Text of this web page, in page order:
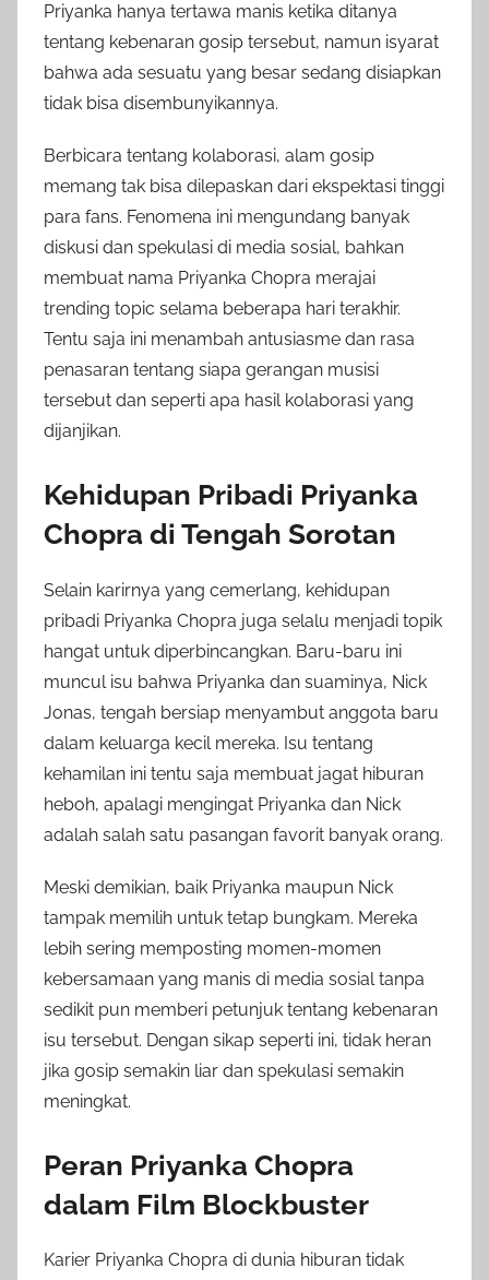
Priyanka hanya tertawa manis ketika ditanya
tentang kebenaran gosip tersebut, namun isyarat
bahwa ada sesuatu yang besar sedang disiapkan
tidak bisa disembunyikannya.
Berbicara tentang kolaborasi, alam gosip
memang tak bisa dilepaskan dari ekspektasi tinggi
para fans. Fenomena ini mengundang banyak
diskusi dan spekulasi di media sosial, bahkan
membuat nama Priyanka Chopra merajai
trending topic selama beberapa hari terakhir.
Tentu saja ini menambah antusiasme dan rasa
penasaran tentang siapa gerangan musisi
tersebut dan seperti apa hasil kolaborasi yang
dijanjikan.
Kehidupan Pribadi Priyanka
Chopra di Tengah Sorotan
Selain karirnya yang cemerlang, kehidupan
pribadi Priyanka Chopra juga selalu menjadi topik
hangat untuk diperbincangkan. Baru-baru ini
muncul isu bahwa Priyanka dan suaminya, Nick
Jonas, tengah bersiap menyambut anggota baru
dalam keluarga kecil mereka. Isu tentang
kehamilan ini tentu saja membuat jagat hiburan
heboh, apalagi mengingat Priyanka dan Nick
adalah salah satu pasangan favorit banyak orang.
Meski demikian, baik Priyanka maupun Nick
tampak memilih untuk tetap bungkam. Mereka
lebih sering memposting momen-momen
kebersamaan yang manis di media sosial tanpa
sedikit pun memberi petunjuk tentang kebenaran
isu tersebut. Dengan sikap seperti ini, tidak heran
jika gosip semakin liar dan spekulasi semakin
meningkat.
Peran Priyanka Chopra
dalam Film Blockbuster
Karier Priyanka Chopra di dunia hiburan tidak